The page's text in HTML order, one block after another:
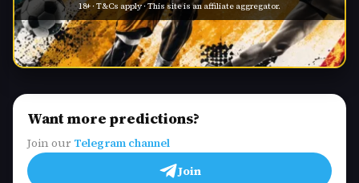
18+ · T&Cs apply · This site is an affiliate aggregator.
Want more predictions?
Join our Telegram channel
Join